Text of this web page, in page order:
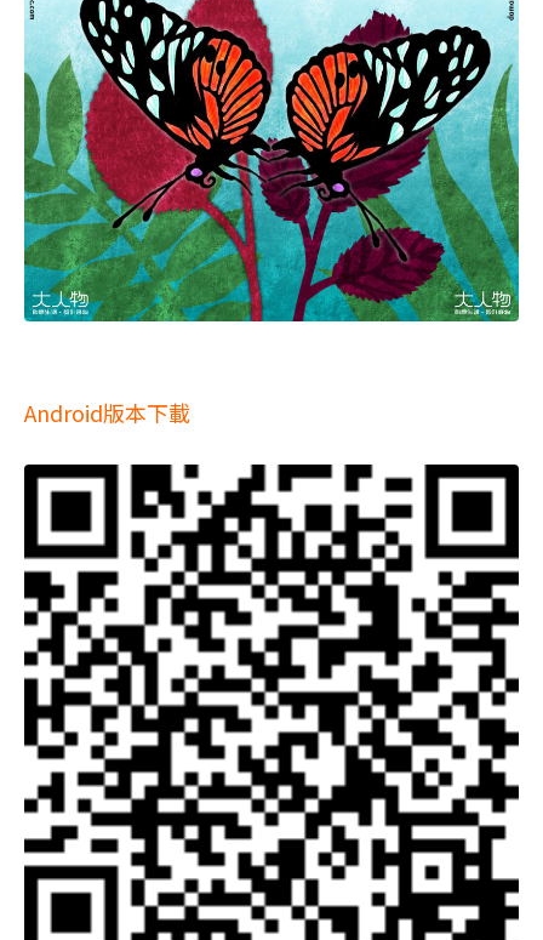
Android版本下載